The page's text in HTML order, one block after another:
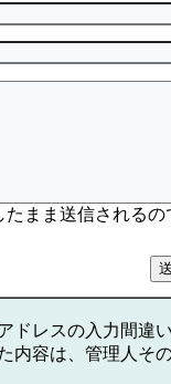
たまま送信される
ドレスの入力間違
内容は、管理人そ